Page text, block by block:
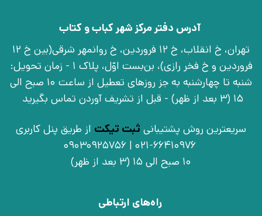
آدرس دفتر مرکز شهر کباب و کتاب
تهران، خ انقلاب، خ 12 فروردین، خ روانمهر شرقی(بین خ 12
فروردین و خ فخر رازی)، بن‌بست اوّل، پلاک 1 - زمان تحویل:
شنبه تا چهارشنبه به جز روزهای تعطیل از ساعت 10 صبح الی
15 (3 بعد از ظهر) - قبل از تشریف آوردن تماس بگیرید
سریعترین روش پشتیبانی ثبت تیکت از طریق پنل کاربری
021-66410976 | 09030925756
10 صبح الی 15 (3 بعد از ظهر)
راه‌های ارتباطی